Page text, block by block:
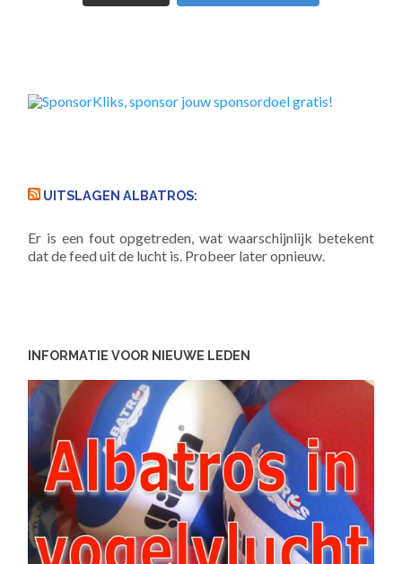
UITSLAGEN ALBATROS:
Er is een fout opgetreden, wat waarschijnlijk betekent
dat de feed uit de lucht is. Probeer later opnieuw.
INFORMATIE VOOR NIEUWE LEDEN